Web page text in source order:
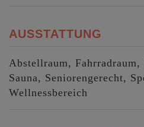
AUSSTATTUNG
Abstellraum Fahrradraum
Sauna
Seniorengerecht
Wellnessbereich